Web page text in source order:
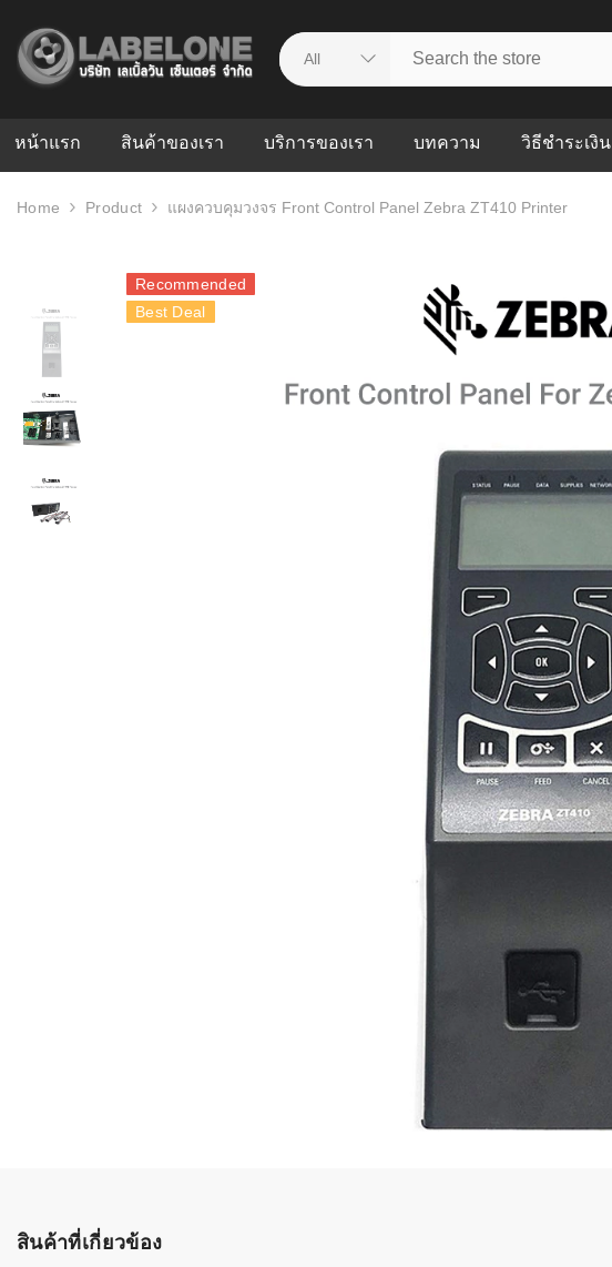
หน้าแรก สินค้าของเรา บริการของเรา
ศูนย์รวมบริการ
บทความ
WMS คืออะไร? ระบบ
สต็อกแบบ Real-time
ปัญหาคลังสินค้าที่บอกว่า
ระบบ WMS
อย่างไร? ทำไมหลายธุรกิจ
ต้องใช้ร่วมกัน
ใช้ Excel คุมสต็อก กับใช้
WMS ต่างกันอย่างไร?
แบบไหนเหมาะกับธุรกิจที่
กำลังเติบโต
ขั้นตอนการทำงานของ
WMS ตั้งแต่รับสินค้า จัด
เก็บ หยิบ แพ็ก จนถึงจัดส่ง
Barcode, RFID และ
Mobile Computer ช่วยให้
ระบบ WMS แม่นยำขึ้น
อย่างไร
ค้าส่ง และ E-Commerce:
แนะนำ Checklist ก่อน
เลือกระบบ WMS: ธุรกิจ
ควรเตรียมข้อมูลอะไรบ้าง
ระบบบาร์โค้ดใน
อุตสาหกรรมอิเล็กทรอนิกส์
วิธีชำระเงิน
Home Product แผงควบคุมวงจร Front Control Panel Zebra ZT410 Printer
Recommended
Best Deal
สินค้าที่เกี่ยวข้อง